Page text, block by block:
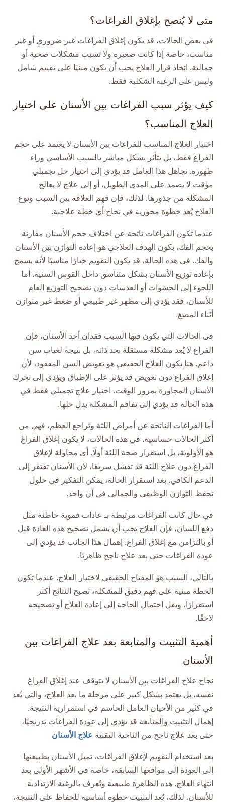
متى لا يُنصح بإغلاق الفراغات؟
في بعض الحالات، قد يكون إغلاق الفراغات غير ضروري أو غير
مناسب، خاصة إذا كانت صغيرة ولا تسبب مشكلات صحية أو
جمالية. اتخاذ قرار العلاج يجب أن يكون مبنيًا على تقييم شامل
وليس على الرغبة الشكلية فقط.
كيف يؤثر سبب الفراغات بين الأسنان على اختيار
العلاج المناسب؟
اختيار العلاج المناسب للفراغات بين الأسنان لا يعتمد على حجم
الفراغ فقط، بل يتأثر بشكل مباشر بالسبب الأساسي وراء
ظهوره. تجاهل هذا العامل قد يؤدي إلى اختيار حل تجميلي
مؤقت لا يصمد على المدى الطويل، أو إلى علاج لا يعالج
المشكلة من جذورها. لذلك، فإن فهم العلاقة بين السبب ونوع
العلاج يُعد خطوة محورية في نجاح أي خطة علاجية.
عندما تكون الفراغات ناتجة عن اختلاف حجم الأسنان مقارنة
بحجم الفك، يكون الهدف العلاجي هو إعادة التوازن بين الأسنان
والفك. في هذه الحالة، قد يكون التقويم خيارًا مناسبًا لأنه يسمح
بإعادة توزيع الأسنان بشكل متناسق داخل القوس السنية. أما
اللجوء إلى الحشوات أو العدسات دون تصحيح التوزيع العام
للأسنان، فقد يؤدي إلى مظهر غير طبيعي أو ضغط غير متوازن
أثناء المضغ.
في الحالات التي يكون فيها السبب فقدان أحد الأسنان، فإن
الفراغ لا يُعد مشكلة مستقلة بحد ذاته، بل نتيجة لغياب سن
داعم. هنا يكون العلاج الحقيقي هو تعويض السن المفقود، لأن
إغلاق الفراغ دون تعويض قد يؤثر على الإطباق ويؤدي إلى تحرك
الأسنان المجاورة بمرور الوقت. اختيار علاج تجميلي فقط في
هذه الحالة قد يؤدي إلى تفاقم المشكلة بدل حلها.
أما الفراغات الناتجة عن أمراض اللثة وتراجع العظم، فهي من
أكثر الحالات حساسية. في هذه الحالات، لا يكون إغلاق الفراغ
هو الأولوية، بل استقرار صحة اللثة أولًا. أي محاولة لإغلاق
الفراغ دون علاج اللثة قد تفشل سريعًا، لأن الأسنان تفتقر إلى
الدعم الكافي. بعد استقرار الحالة، يمكن التفكير في حلول
تحفظ التوازن الوظيفي والجمالي في آن واحد.
في حال كانت الفراغات مرتبطة بـ عادات فموية خاطئة مثل
دفع اللسان، فإن العلاج يجب أن يشمل تصحيح هذه العادة قبل
أو بالتزامن مع إغلاق الفراغ. إهمال هذا الجانب قد يؤدي إلى
عودة الفراغات حتى بعد علاج ناجح ظاهريًا.
بالتالي، السبب هو المفتاح الحقيقي لاختيار العلاج. عندما تكون
الخطة مبنية على فهم دقيق للمشكلة، تصبح النتائج أكثر
استقرارًا، ويقل احتمال الحاجة إلى إعادة العلاج أو تصحيحه
لاحقًا.
أهمية التثبيت والمتابعة بعد علاج الفراغات بين
الأسنان
نجاح علاج الفراغات بين الأسنان لا يتوقف عند إغلاق الفراغ
نفسه، بل يعتمد بشكل كبير على مرحلة ما بعد العلاج، والتي تُعد
في كثير من الأحيان العامل الحاسم في استمرارية النتيجة.
إهمال التثبيت والمتابعة قد يؤدي إلى عودة الفراغات تدريجيًا،
حتى بعد علاج ناجح من الناحية التقنية علاج الأسنان
بعد استخدام التقويم لإغلاق الفراغات، تميل الأسنان بطبيعتها
إلى العودة إلى مواقعها السابقة، خاصة في الأشهر الأولى بعد
انتهاء العلاج. هذه الظاهرة طبيعية وتُعرف بالرغبة الارتدادية
للأسنان. لذلك، يُعد التثبيت خطوة أساسية للحفاظ على النتيجة،